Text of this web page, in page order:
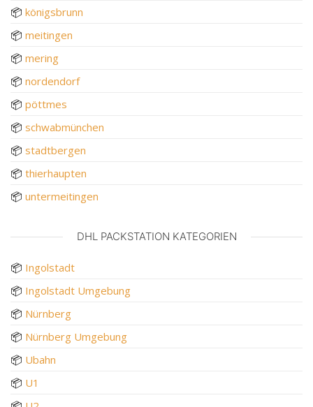
📦 königsbrunn
📦 meitingen
📦 mering
📦 nordendorf
📦 pöttmes
📦 schwabmünchen
📦 stadtbergen
📦 thierhaupten
📦 untermeitingen
DHL PACKSTATION KATEGORIEN
📦 Ingolstadt
📦 Ingolstadt Umgebung
📦 Nürnberg
📦 Nürnberg Umgebung
📦 Ubahn
📦 U1